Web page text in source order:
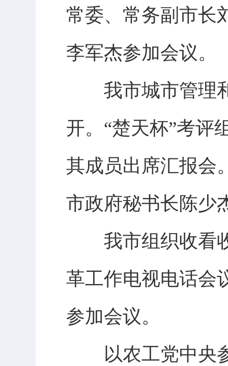
常委、常务副市长
李军杰参加会议。
我市城市管理和
开。“楚天杯”考评
其成员出席汇报会
市政府秘书长陈少
我市组织收看收
革工作电视电话会
参加会议。
以农工党中央参